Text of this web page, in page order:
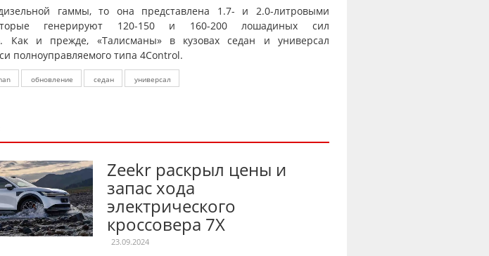
гаммы, то она представлена 1.7- и 2.0-литровыми
генерируют 120-150 и 160-200 лошадиных сил
Как и прежде, «Талисманы» в кузовах седан и универсал
полноуправляемого типа 4Control.
обновление седан универсал
Zeekr раскрыл цены и
запас хода
электрического
кроссовера 7X
23.09.2024